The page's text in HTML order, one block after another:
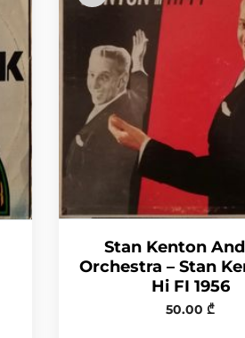
Stan Kenton
Orchestra – Stan
Hi FI 1956
50.00 ₾